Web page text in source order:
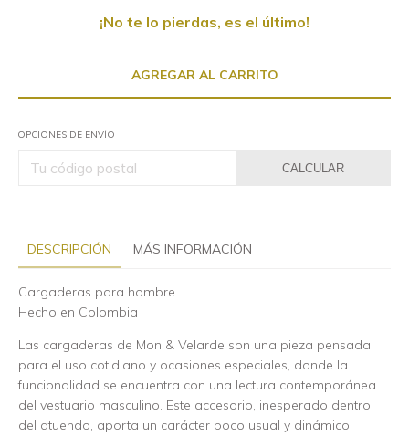
¡No te lo pierdas, es el último!
OPCIONES DE ENVÍO
CALCULAR
DESCRIPCIÓN MÁS INFORMACIÓN
Cargaderas para hombre
Hecho en Colombia
Las cargaderas de Mon & Velarde son una pieza pensada
para el uso cotidiano y ocasiones especiales, donde la
funcionalidad se encuentra con una lectura contemporánea
del vestuario masculino. Este accesorio, inesperado dentro
del atuendo, aporta un carácter poco usual y dinámico,